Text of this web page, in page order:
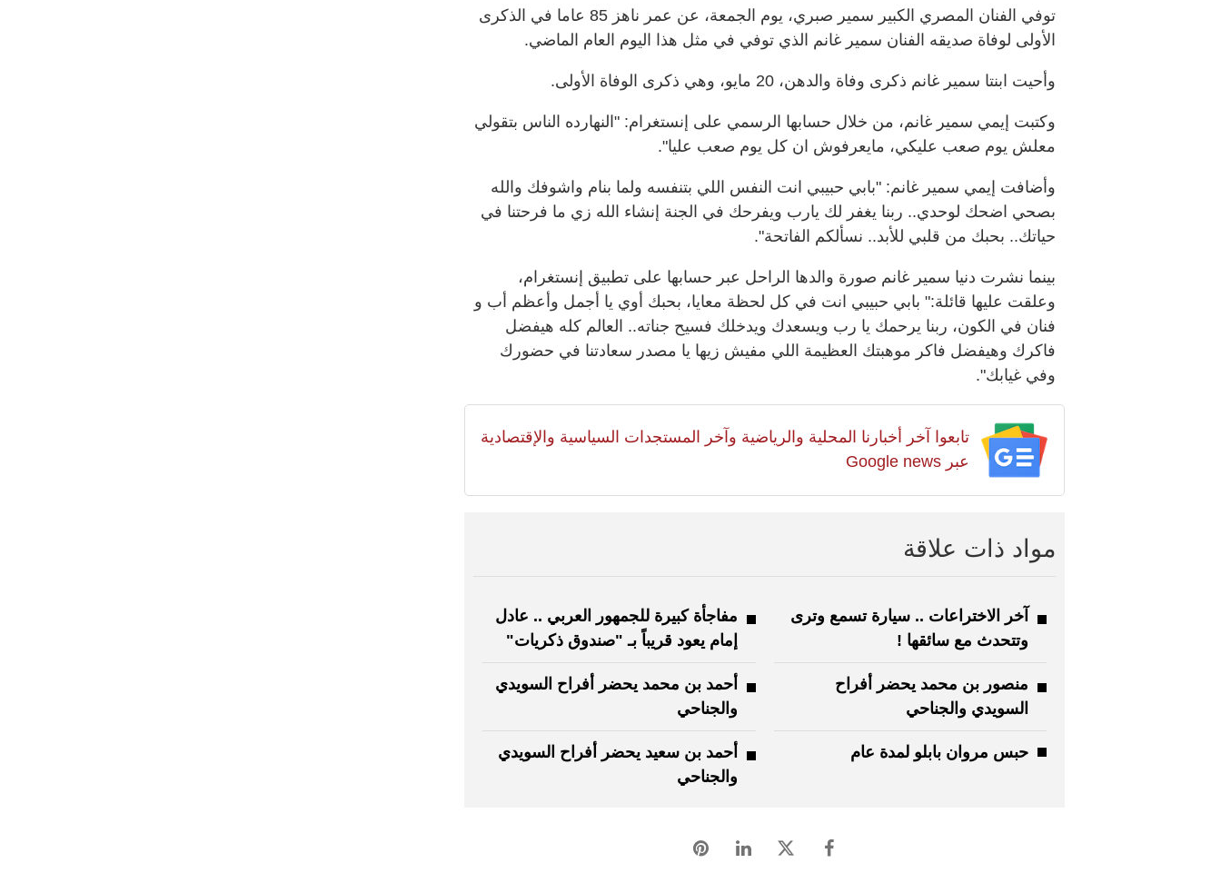
توفي الفنان المصري الكبير سمير صبري، يوم الجمعة، عن عمر ناهز 85 عاما في الذكرى
الأولى لوفاة صديقه الفنان سمير غانم الذي توفي في مثل هذا اليوم العام الماضي.
وأحيت ابنتا سمير غانم ذكرى وفاة والدهن، 20 مايو، وهي ذكرى الوفاة الأولى.
وكتبت إيمي سمير غانم، من خلال حسابها الرسمي على إنستغرام: "النهارده الناس بتقولي
معلش يوم صعب عليكي، مايعرفوش ان كل يوم صعب عليا".
وأضافت إيمي سمير غانم: "بابي حبيبي انت النفس اللي بتنفسه ولما بنام واشوفك والله
بصحي اضحك لوحدي.. ربنا يغفر لك يارب ويفرحك في الجنة إنشاء الله زي ما فرحتنا في
حياتك.. بحبك من قلبي للأبد.. نسألكم الفاتحة".
بينما نشرت دنيا سمير غانم صورة والدها الراحل عبر حسابها على تطبيق إنستغرام،
وعلقت عليها قائلة:" بابي حبيبي انت في كل لحظة معايا، بحبك أوي يا أجمل وأعظم أب و
فنان في الكون، ربنا يرحمك يا رب ويسعدك ويدخلك فسيح جناته.. العالم كله هيفضل
فاكرك وهيفضل فاكر موهبتك العظيمة اللي مفيش زيها يا مصدر سعادتنا في حضورك
وفي غيابك".
تابعوا آخر أخبارنا المحلية والرياضية وآخر المستجدات السياسية والإقتصادية
عبر Google news
مواد ذات علاقة
آخر الاختراعات .. سيارة تسمع وترى
وتتحدث مع سائقها !
مفاجأة كبيرة للجمهور العربي .. عادل
إمام يعود قريباً بـ "صندوق ذكريات"
منصور بن محمد يحضر أفراح
السويدي والجناحي
أحمد بن محمد يحضر أفراح السويدي
والجناحي
حبس مروان بابلو لمدة عام
أحمد بن سعيد يحضر أفراح السويدي
والجناحي